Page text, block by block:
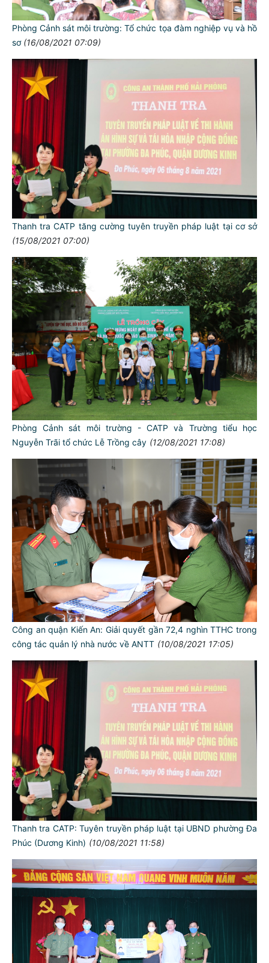
Phòng Cảnh sát môi trường: Tổ chức tọa đàm nghiệp vụ và hồ
sơ (16/08/2021 07:09)
Thanh tra CATP tăng cường tuyên truyền pháp luật tại cơ sở
(15/08/2021 07:00)
Phòng Cảnh sát môi trường - CATP và Trường tiểu học
Nguyễn Trãi tổ chức Lễ Trồng cây (12/08/2021 17:08)
Công an quận Kiến An: Giải quyết gần 72,4 nghìn TTHC trong
công tác quản lý nhà nước về ANTT (10/08/2021 17:05)
Thanh tra CATP: Tuyên truyền pháp luật tại UBND phường Đa
Phúc (Dương Kinh) (10/08/2021 11:58)